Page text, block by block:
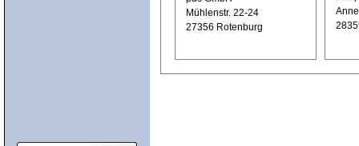
Mühlenstr. 22-24
27356 Rotenburg